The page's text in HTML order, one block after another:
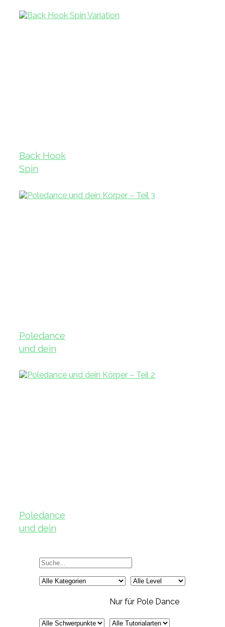
Back Hook
Spin
Poledance
und dein
3
Poledance
und dein
Nur für Pole Dance